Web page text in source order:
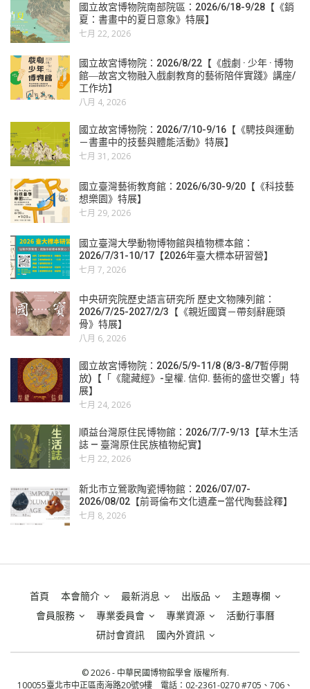
國立故宮博物院南部院區：2026/6/18-9/28【《銷
夏：書畫中的夏日意象》特展】
七月 22, 2026
國立故宮博物院：2026/8/22【《戲劇 · 少年 · 博物
館―故宮文物融入戲劇教育的藝術陪伴實踐》講座/
工作坊】
八月 4, 2026
國立故宮博物院：2026/7/10-9/16【《騁技與運動
－書畫中的技藝與體能活動》特展】
七月 31, 2026
國立臺灣藝術教育館：2026/6/30-9/20【《科技藝
想樂園》特展】
七月 29, 2026
國立臺灣大學動物博物館與植物標本館：
2026/7/31-10/17【2026年臺大標本研習營】
七月 7, 2026
中央研究院歷史語言研究所 歷史文物陳列館：
2026/7/25-2027/2/3【《親近國寶－帶刻辭鹿頭
骨》特展】
八月 6, 2026
國立故宮博物院：2026/5/9-11/8 (8/3-8/7暫停開
放)【「《龍藏經》-皇權. 信仰. 藝術的盛世交響」特
展】
七月 24, 2026
順益台灣原住民博物館：2026/7/7-9/13【草木生活
誌 — 臺灣原住民族植物紀實】
七月 22, 2026
新北市立鶯歌陶瓷博物館：2026/07/07-
2026/08/02【前哥倫布文化遺產—當代陶藝詮釋】
七月 8, 2026
首頁 本會簡介 最新消息 出版品
主題專欄
會員服務
專業委員會 專業資源
活動行事曆
研討會資訊
國內外資訊
© 2026 - 中華民國博物館學會 版權所有.
100055臺北市中正區南海路20號9樓 電話：02-2361-0270 #705、706、